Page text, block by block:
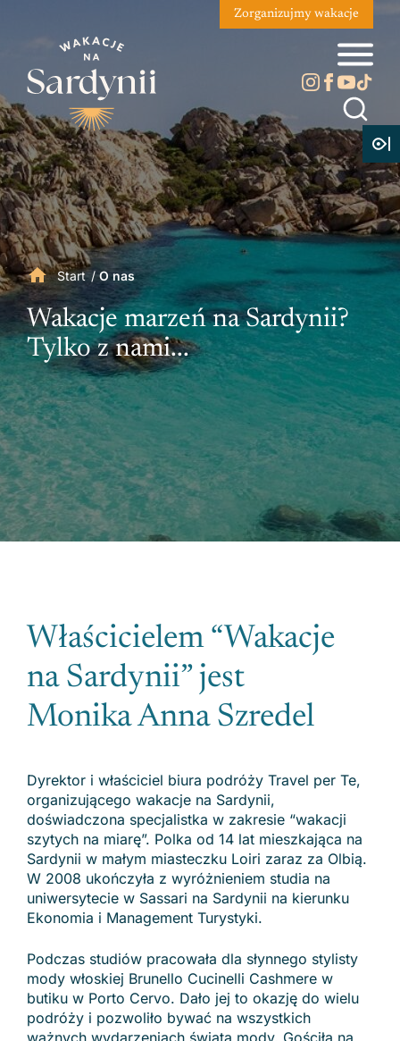
Zorganizujmy wakacje
Start/O nas
Wakacje marzeń na Sardynii?
Tylko z nami...
Właścicielem “Wakacje
na Sardynii” jest
Monika Anna Szredel
Dyrektor i właściciel biura podróży Travel per Te,
organizującego wakacje na Sardynii,
doświadczona specjalistka w zakresie “wakacji
szytych na miarę”. Polka od 14 lat mieszkająca na
Sardynii w małym miasteczku Loiri zaraz za Olbią.
W 2008 ukończyła z wyróżnieniem studia na
uniwersytecie w Sassari na Sardynii na kierunku
Ekonomia i Management Turystyki.
Podczas studiów pracowała dla słynnego stylisty
mody włoskiej Brunello Cucinelli Cashmere w
butiku w Porto Cervo. Dało jej to okazję do wielu
podróży i pozwoliło bywać na wszystkich
ważnych wydarzeniach świata mody. Gościła na